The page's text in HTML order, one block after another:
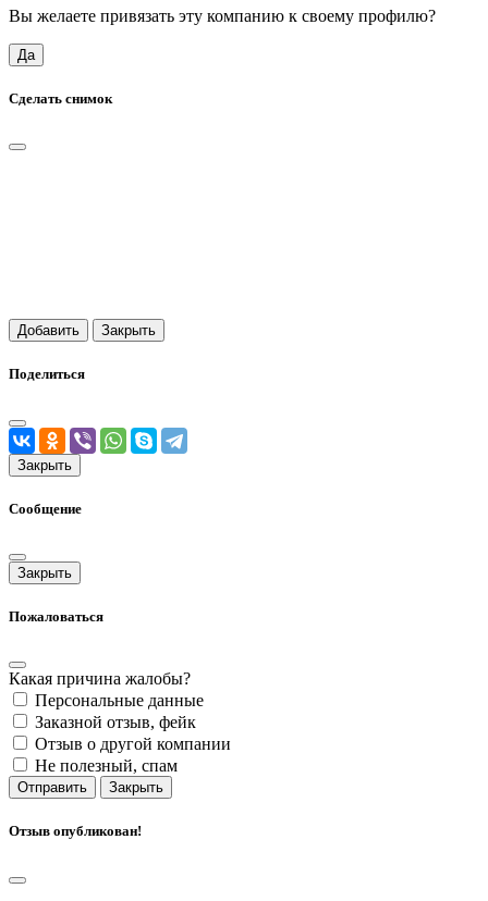
Вы желаете привязать эту компанию к своему профилю?
Да
Сделать снимок
Добавить Закрыть
Поделиться
Закрыть
Сообщение
Закрыть
Пожаловаться
Какая причина жалобы?
Персональные данные
Заказной отзыв, фейк
Отзыв о другой компании
Не полезный, спам
Отправить Закрыть
Отзыв опубликован!